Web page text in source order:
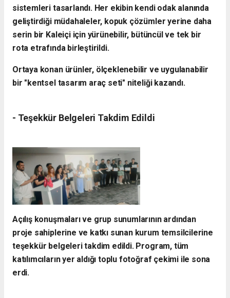
sistemleri tasarlandı. Her ekibin kendi odak alanında
geliştirdiği müdahaleler, kopuk çözümler yerine daha
serin bir Kaleiçi için yürünebilir, bütüncül ve tek bir
rota etrafında birleştirildi.
Ortaya konan ürünler, ölçeklenebilir ve uygulanabilir
bir "kentsel tasarım araç seti" niteliği kazandı.
- ​Teşekkür Belgeleri Takdim Edildi
​Açılış konuşmaları ve grup sunumlarının ardından
proje sahiplerine ve katkı sunan kurum temsilcilerine
teşekkür belgeleri takdim edildi. Program, tüm
katılımcıların yer aldığı toplu fotoğraf çekimi ile sona
erdi.